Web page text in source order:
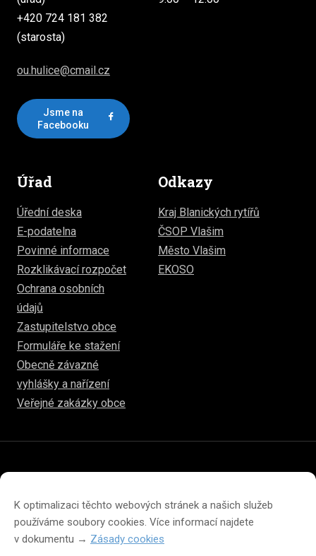
K optimalizaci těchto webových stránek a našich služeb
používáme soubory cookies. Více informací najdete
v dokumentu → Zásady cookies
+420 724 181 382
(starosta)
ou.hulice@cmail.cz
Jsme na
Facebooku
Úřad
Úřední deska
E-podatelna
Povinné informace
Rozklikávací rozpočet
Ochrana osobních
údajů
Zastupitelstvo obce
Formuláře ke stažení
Obecně závazné
vyhlášky a nařízení
Veřejné zakázky obce
Odkazy
Kraj Blanických rytířů
ČSOP Vlašim
Město Vlašim
EKOSO
Prohlášení o přístupnosti
Prohlášení o ochraně soukromí
Zásady cookies (EU)